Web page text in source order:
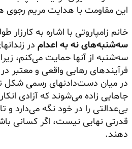
این مقاومت با هدایت مریم رجوی
خانم زامپاروتی با اشاره به کارزار
سه‌شنبه‌های نه به اعدام در
سه‌شنبه از آنها حمایت می‌کنم، زیرا
فرآیندهای رهایی واقعی و معتبر
در میان دست‌دادنهای رسمی شکل
جاهایی‌ زاده می‌شوند که آزادی
بی‌عدالتی را در خود نگه می‌دارد و
قدرتی نهایی نیست، اگر کسانی
دهند.